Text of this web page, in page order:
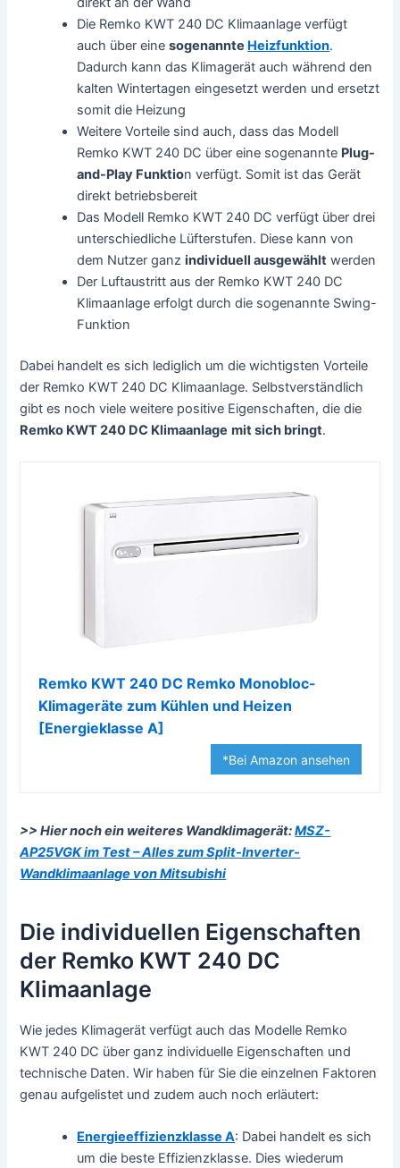
Die Remko KWT 240 DC Klimaanlage verfügt
auch über einesogenannte Heizfunktion.
Dadurch kann das Klimagerät auch während den
kalten Wintertagen eingesetzt werden und ersetzt
somit die Heizung
Weitere Vorteile sind auch, dass das Modell
Remko KWT 240 DC über eine sogenannte Plug-
and-Play Funktion verfügt. Somit ist das Gerät
direkt betriebsbereit
Das Modell Remko KWT 240 DC verfügt über drei
unterschiedliche Lüfterstufen. Diese kann von
dem Nutzer ganzindividuell ausgewählt werden
Der Luftaustritt aus der Remko KWT 240 DC
Klimaanlage erfolgt durch die sogenannte Swing-
Funktion
Dabei handelt es sich lediglich um die wichtigsten Vorteile
der Remko KWT 240 DC Klimaanlage. Selbstverständlich
gibt es noch viele weitere positive Eigenschaften, die die
Remko KWT 240 DC Klimaanlage mit sich bringt.
Remko KWT 240 DC Remko Monobloc-
Klimageräte zum Kühlen und Heizen
[Energieklasse A]
*Bei Amazon ansehen
>> Hier noch ein weiteres Wandklimagerät:MSZ-
AP25VGK im Test – Alles zum Split-Inverter-
Wandklimaanlage von Mitsubishi
Die individuellen Eigenschaften
der Remko KWT 240 DC
Klimaanlage
Wie jedes Klimagerät verfügt auch das Modelle Remko
KWT 240 DC über ganz individuelle Eigenschaften und
technische Daten. Wir haben für Sie die einzelnen Faktoren
genau aufgelistet und zudem auch noch erläutert:
Energieeffizienzklasse A: Dabei handelt es sich
um die beste Effizienzklasse. Dies wiederum